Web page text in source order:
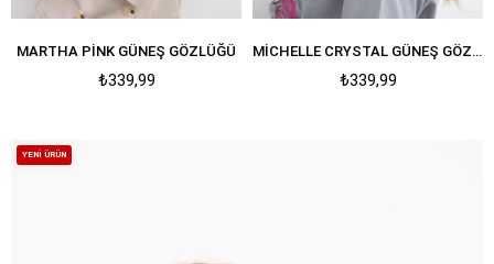
MARTHA PINK GÜNEŞ GÖZLÜĞÜ
₺339,99
MICHELLE CRYSTAL GÜNEŞ GÖZLÜĞÜ
₺339,99
YENI ÜRÜN